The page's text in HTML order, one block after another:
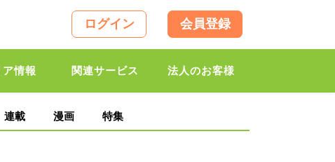
ログイン 会員登録
ア情報 関連サービス 法人のお客様
連載 漫画 特集